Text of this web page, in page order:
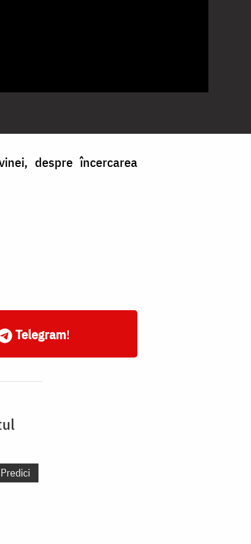
despre încercarea
Telegram!
Predici